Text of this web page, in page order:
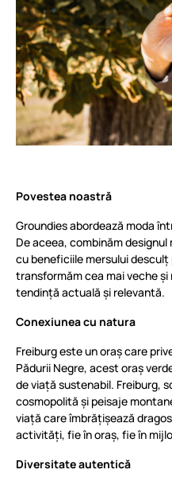
Povestea noastră
Groundies abordează moda
De aceea, combinăm
cu beneficiile mersului
transformăm cea mai veche
tendință actuală și relevantă.
Conexiunea cu natura
Freiburg este un oraș care
Pădurii Negre, acest oraș
de viață sustenabil. Freiburg,
cosmopolită și peisaje
viață care îmbrățișează
activități, fie în oraș, fie în
Diversitate autentică